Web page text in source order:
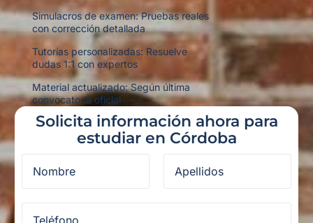
Simulacros de examen: Pruebas reales
con corrección detallada
Tutorías personalizadas: Resuelve
dudas 1:1 con expertos
Material actualizado: Según última
convocatoria oficial
Solicita información ahora para
estudiar en Córdoba